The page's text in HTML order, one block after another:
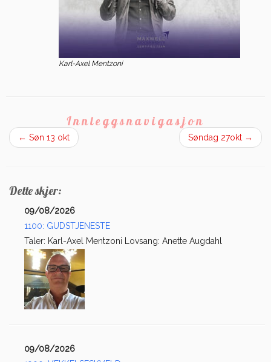
Karl-Axel Mentzoni
Innleggsnavigasjon
← Søn 13 okt Søndag 27okt →
Dette skjer:
09/08/2026
1100: GUDSTJENESTE
Taler: Karl-Axel Mentzoni Lovsang: Anette Augdahl
09/08/2026